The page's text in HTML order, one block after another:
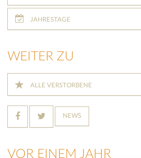
JAHRESTAGE
WEITER ZU
ALLE VERSTORBENE
NEWS
VOR EINEM JAHR